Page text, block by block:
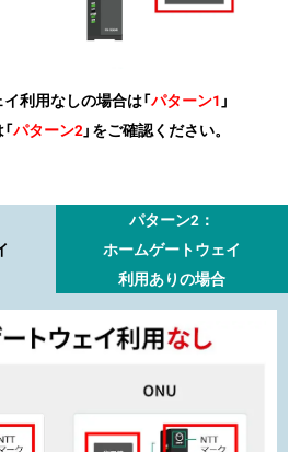
利用なしの場合は「パターン1 」
パターン2」をご確認ください。
パターン2：
ホームゲートウェイ
利用ありの場合